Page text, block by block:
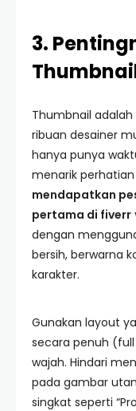
3.
Thumbnail
ribuan desainer
hanya punya
menarik
mendapatkan
pertama di fiverr
dengan
bersih, berwarna
karakter.
Gunakan layout
secara penuh
wajah. Hindari
pada gambar
singkat seperti